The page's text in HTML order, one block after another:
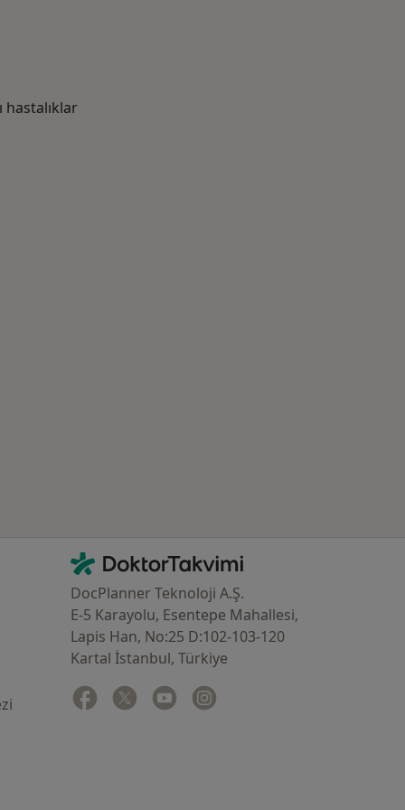
hastalıklar
İletişim
DoktorTakvimi - Ana Sayfa
DocPlanner Teknoloji A.Ş.
E-5 Karayolu, Esentepe Mahallesi,
Lapis Han, No:25 D:102-103-120
Kartal İstanbul, Türkiye
Facebook
yeni bir sekmede açılır
Twitter
yeni bir sekmede açılır
Youtube
yeni bir sekmede açılır